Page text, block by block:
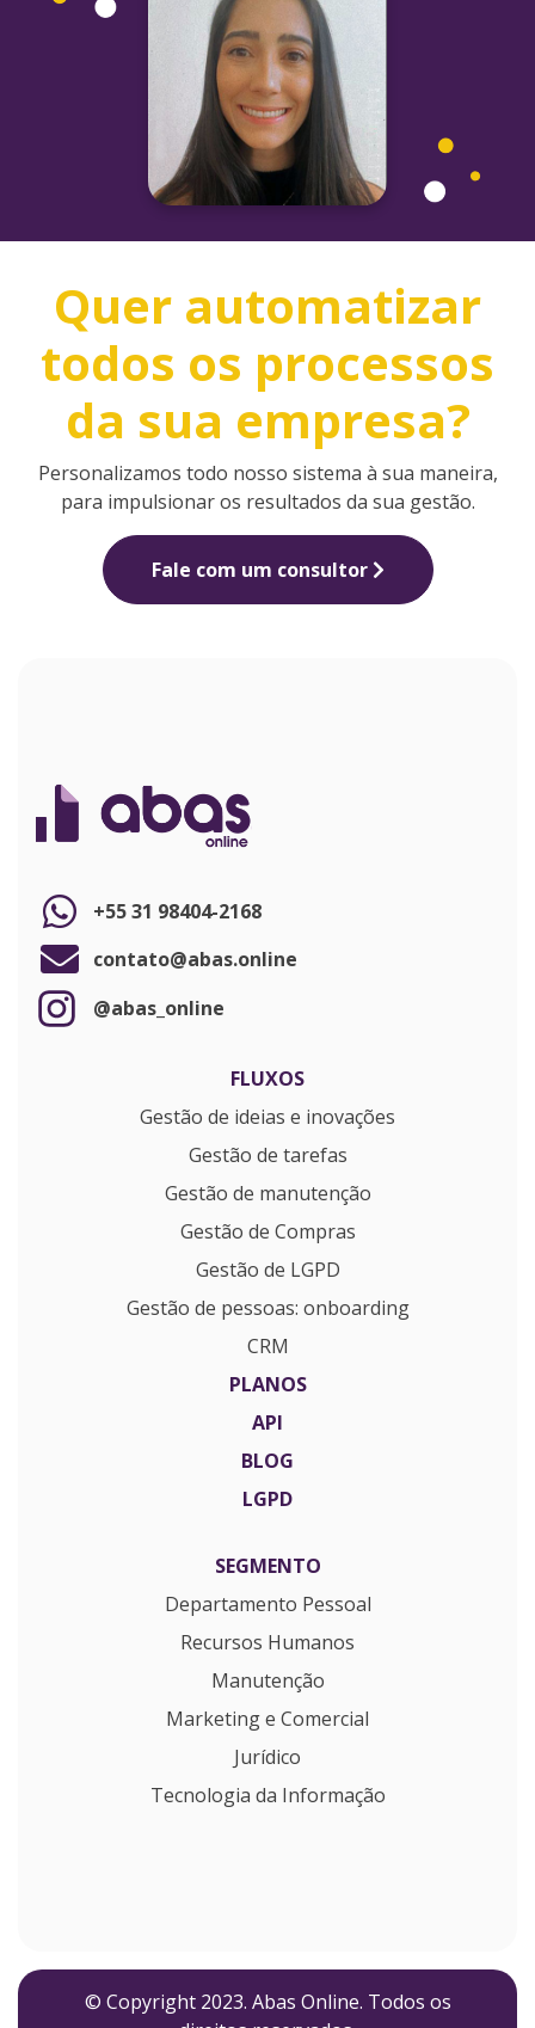
Quer automatizar
todos os processos
da sua empresa?
Personalizamos todo nosso sistema à sua maneira,
para impulsionar os resultados da sua gestão.
Fale com um consultor
+55 31 98404-2168
contato@abas.online
@abas_online
FLUXOS
Gestão de ideias e inovações
Gestão de tarefas
Gestão de manutenção
Gestão de Compras
Gestão de LGPD
Gestão de pessoas: onboarding
CRM
PLANOS
API
BLOG
LGPD
SEGMENTO
Departamento Pessoal
Recursos Humanos
Manutenção
Marketing e Comercial
Jurídico
Tecnologia da Informação
© Copyright 2023. Abas Online. Todos os